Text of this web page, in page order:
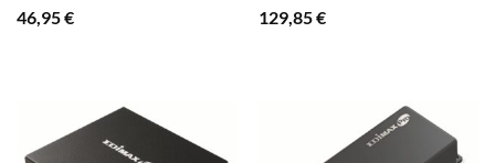
46,95€
129,85€